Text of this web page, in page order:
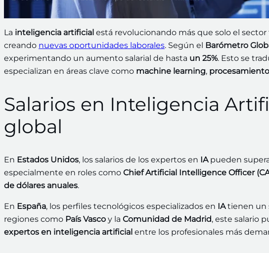
La inteligencia artificial está revolucionando más que solo el
creando nuevas oportunidades laborales. Según el Barómetro
experimentando un aumento salarial de hasta un 25%. Esto se
especializan en áreas clave como machine learning,
Salarios en Inteligencia
global
En Estados Unidos, los salarios de los expertos en IApueden
especialmente en roles como Chief Artificial Intelligence Officer
de dólares anuales.
En España, los perfiles tecnológicos especializados en IAtienen un
regiones como País Vasco y la Comunidad de Madrid, este salario
expertos en inteligencia artificial entre los profesionales más